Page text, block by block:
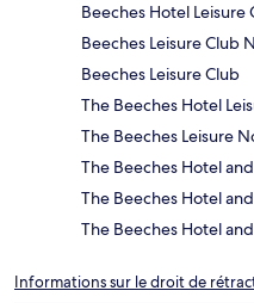
Beeches Hotel Leisure
Beeches Leisure Club
Beeches Leisure Club
The Beeches Hotel
The Beeches Leisure
The Beeches Hotel
The Beeches Hotel
The Beeches Hotel
Informations sur le droit de